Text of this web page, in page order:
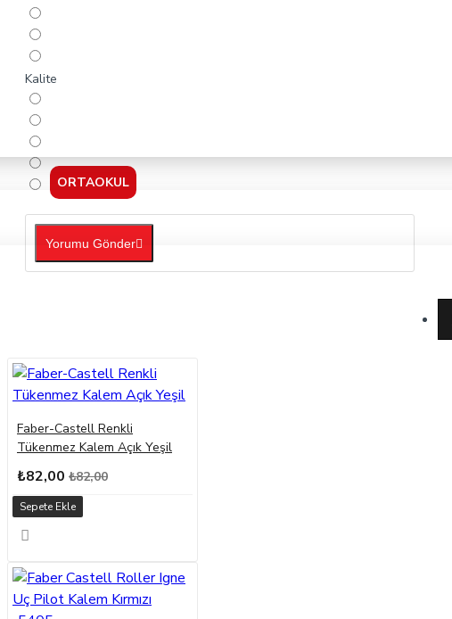
ORTAOKUL
Kalite
Yorumu Gönder
Faber-Castell Renkli
Tükenmez Kalem Açık Yeşil
₺82,00 ₺82,00
Sepete Ekle